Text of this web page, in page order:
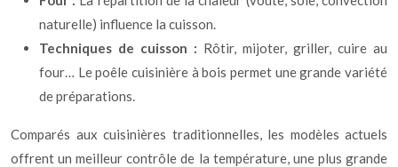
naturelle) influence la cuisson.
Techniques de cuisson : Rôtir, mijoter, griller, cuire au
four… Le poêle cuisinière à bois permet une grande variété
de préparations.
Comparés aux cuisinières traditionnelles, les modèles actuels
offrent un meilleur contrôle de la température, une plus grande